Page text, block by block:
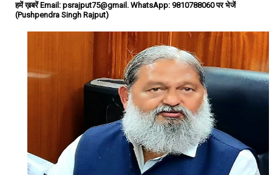
हमें ख़बरें Email: psrajput75@gmail. WhatsApp: 9810788060 पर भेजें
(Pushpendra Singh Rajput)